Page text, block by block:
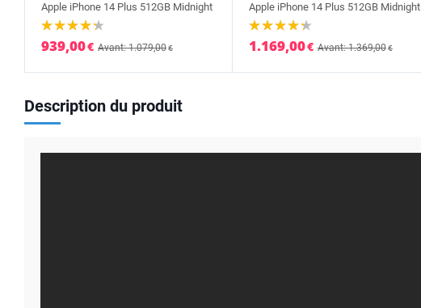
Apple iPhone 14 Plus 512GB Midnight
939,00€ Avant: 1.079,00€
Apple iPhone 14 Plus 512GB Midnight
1.169,00€ Avant: 1.369,00€
Description du produit